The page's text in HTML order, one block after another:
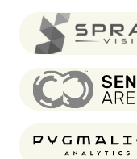
SprayVision
Sense Arena
Pygmalios